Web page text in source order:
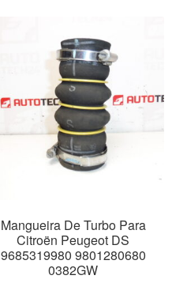
Mangueira De Turbo Para
Citroën Peugeot DS
9685319980 9801280680
0382GW